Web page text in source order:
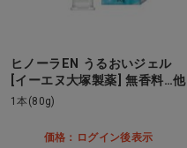
ヒノーラEN うるおいジェル
[イーエヌ大塚製薬] 無香料…他
1本(80g)
価格：ログイン後表示